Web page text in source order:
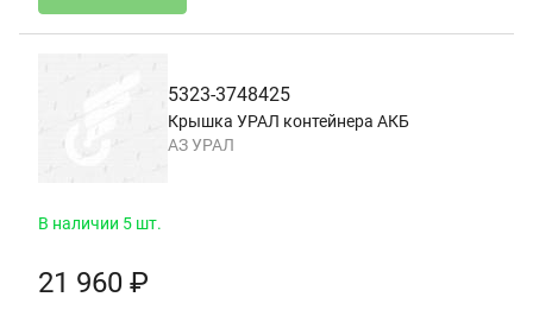
5323-3748425
Крышка УРАЛ контейнера АКБ
АЗ УРАЛ
В наличии 5 шт.
21 960 ₽